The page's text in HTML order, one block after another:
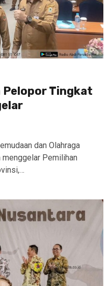
Pelopor Tingkat
dan Olahraga
Pemilihan